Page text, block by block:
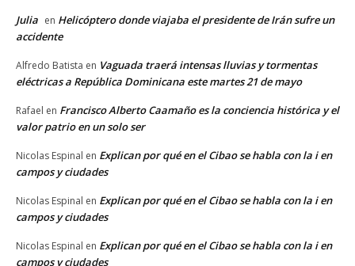
Julia en Helicóptero donde viajaba el presidente de Irán sufre un
accidente
Alfredo Batista en Vaguada traerá intensas lluvias y tormentas
eléctricas a República Dominicana este martes 21 de mayo
Rafael en Francisco Alberto Caamaño es la conciencia histórica y el
valor patrio en un solo ser
Nicolas Espinal en Explican por qué en el Cibao se habla con la i en
campos y ciudades
Nicolas Espinal en Explican por qué en el Cibao se habla con la i en
campos y ciudades
Nicolas Espinal en Explican por qué en el Cibao se habla con la i en
campos y ciudades